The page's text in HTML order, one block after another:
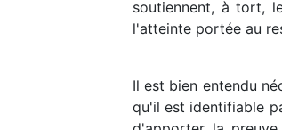
soutiennent, à tort,
l'atteinte portée au
Il est bien entendu
qu'il est identifiable